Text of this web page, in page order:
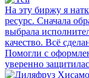
На эту биржу я
ресурс. Сначала
выбрала
качество. Всё
Помогли с
уверенно